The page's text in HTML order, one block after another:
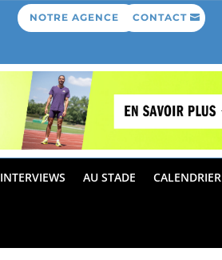
NOTRE AGENCE CONTACT
INTERVIEWS AU STADE CALENDRIER